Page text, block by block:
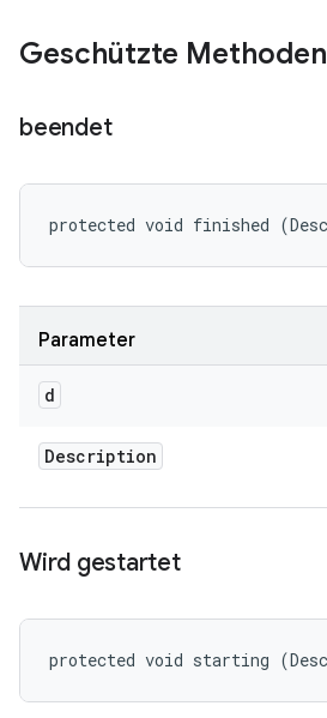
Geschützte Methoden
beendet
protected void finished
Parameter
d
Description
Wird gestartet
protected void starting